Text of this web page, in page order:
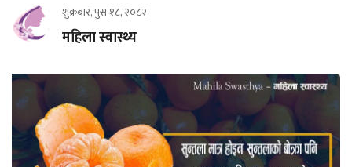
शुक्रबार, पुस १८, २०८२
महिला स्वास्थ्य